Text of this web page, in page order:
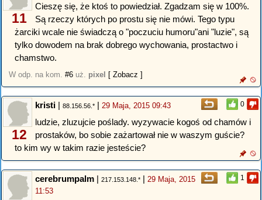
11
Cieszę się, że ktoś to powiedział. Zgadzam się w 100%.
Są rzeczy których po prostu się nie mówi. Tego typu
żarciki wcale nie świadczą o "poczuciu humoru"ani "luzie", są
tylko dowodem na brak dobrego wychowania, prostactwo i
chamstwo.
W odp. na kom. #6 uż. pixel [ Zobacz ]
0
12
kristi | 88.156.56.* | 29 Maja, 2015 09:43
ludzie, zluzujcie poślady. wyzywacie kogoś od chamów i
prostaków, bo sobie zażartował nie w waszym guście?
to kim wy w takim razie jesteście?
1
cerebrumpalm | 217.153.148.* | 29 Maja, 2015
11:53